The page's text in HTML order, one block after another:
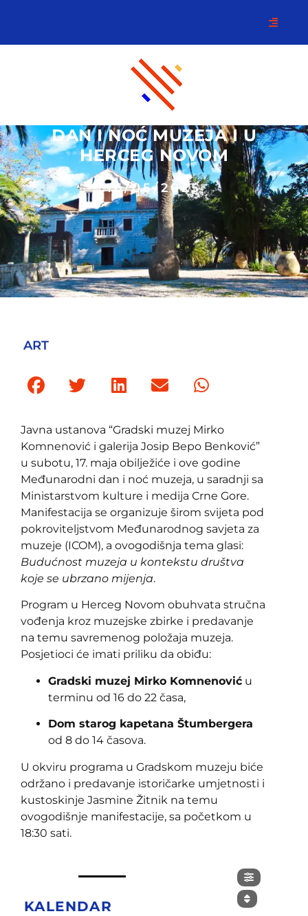
DAN I NOĆ MUZEJA I U
HERCEG NOVOM
16/05/2025
ART
Javna ustanova “Gradski muzej Mirko
Komnenović i galerija Josip Bepo Benković”
u subotu, 17. maja obilježiće i ove godine
Međunarodni dan i noć muzeja, u saradnji sa
Ministarstvom kulture i medija Crne Gore.
Manifestacija se organizuje širom svijeta pod
pokroviteljstvom Međunarodnog savjeta za
muzeje (ICOM), a ovogodišnja tema glasi:
Budućnost muzeja u kontekstu društva
koje se ubrzano mijenja.
Program u Herceg Novom obuhvata stručna
vođenja kroz muzejske zbirke i predavanje
na temu savremenog položaja muzeja.
Posjetioci će imati priliku da obiđu:
Gradski muzej Mirko Komnenović u
terminu od 16 do 22 časa,
Dom starog kapetana Štumbergera
od 8 do 14 časova.
U okviru programa u Gradskom muzeju biće
održano i predavanje istoričarke umjetnosti i
kustoskinje Jasmine Žitnik na temu
ovogodišnje manifestacije, sa početkom u
18:30 sati.
KALENDAR